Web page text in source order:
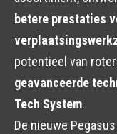
betere prestaties
potentieel van
geavanceerde
Tech System.
De nieuwe